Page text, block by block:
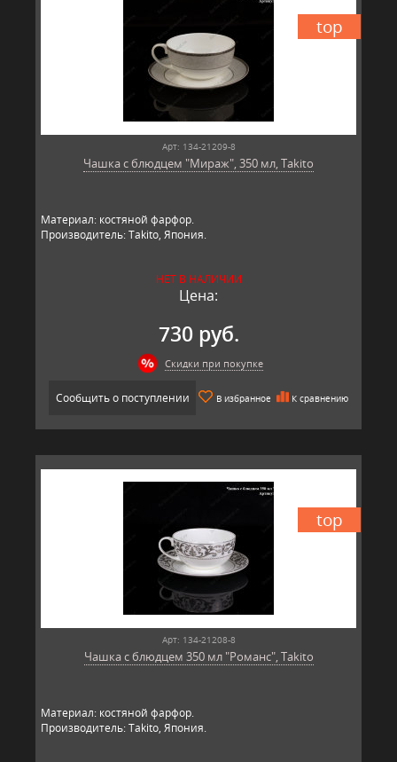
top
Арт: 134-21209-8
Чашка с блюдцем "Мираж", 350 мл, Takito
Материал: костяной фарфор.
Производитель: Takito, Япония.
НЕТ В НАЛИЧИИ
Цена:
730 руб.
Скидки при покупке
Сообщить о поступлении В избранное К сравнению
top
Арт: 134-21208-8
Чашка с блюдцем 350 мл "Романс", Takito
Материал: костяной фарфор.
Производитель: Takito, Япония.